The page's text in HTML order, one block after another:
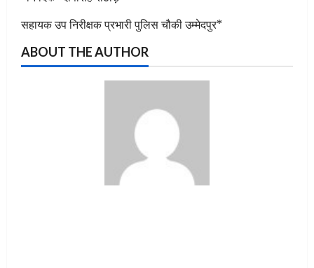
सहायक उप निरीक्षक प्रभारी पुलिस चौकी उम्मेदपुर*
ABOUT THE AUTHOR